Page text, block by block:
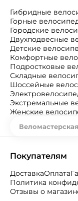
Гибридные
Горные
Городские
Двухподвесные
Детские
Комфортные
Подростковые
Складные
Шоссейные
Экстремальные
Женские
Веломастерская
Покупателям
ДоставкаОплата
Политика
Отзывы о